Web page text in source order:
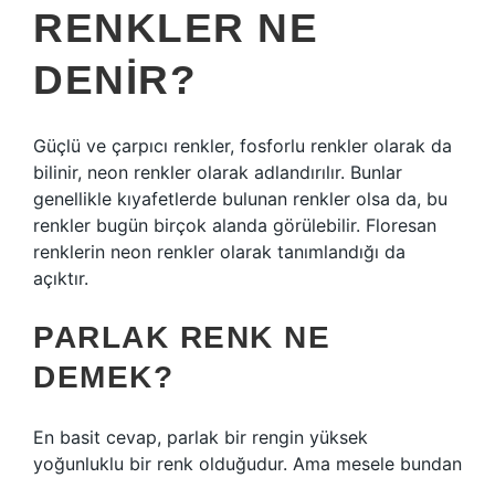
RENKLER NE
DENIR?
Güçlü ve çarpıcı renkler, fosforlu renkler olarak da
bilinir, neon renkler olarak adlandırılır. Bunlar
genellikle kıyafetlerde bulunan renkler olsa da, bu
renkler bugün birçok alanda görülebilir. Floresan
renklerin neon renkler olarak tanımlandığı da
açıktır.
PARLAK RENK NE
DEMEK?
En basit cevap, parlak bir rengin yüksek
yoğunluklu bir renk olduğudur. Ama mesele bundan